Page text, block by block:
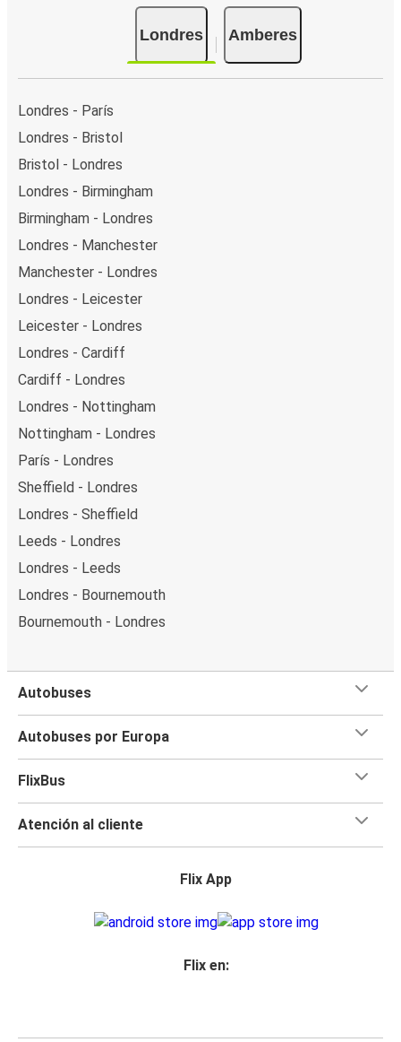
Londres Amberes
Londres - París
Londres - Bristol
Bristol - Londres
Londres - Birmingham
Birmingham - Londres
Londres - Manchester
Manchester - Londres
Londres - Leicester
Leicester - Londres
Londres - Cardiff
Cardiff - Londres
Londres - Nottingham
Nottingham - Londres
París - Londres
Sheffield - Londres
Londres - Sheffield
Leeds - Londres
Londres - Leeds
Londres - Bournemouth
Bournemouth - Londres
Autobuses
Autobuses por Europa
FlixBus
Atención al cliente
Flix App
Flix en: